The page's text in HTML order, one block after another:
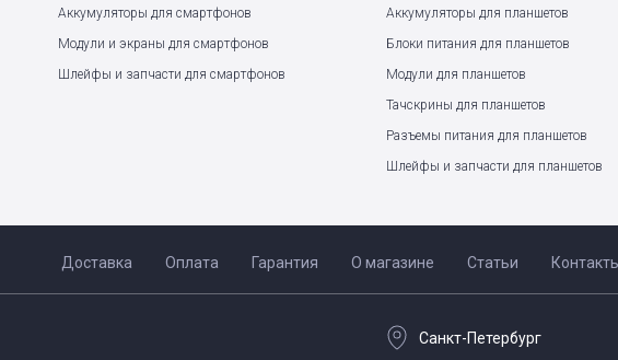
Аккумуляторы для смартфонов
Модули и экраны для смартфонов
Шлейфы и запчасти для смартфонов
Аккумуляторы для планшетов
Блоки питания для планшетов
Модули для планшетов
Тачскрины для планшетов
Разъемы питания для планшетов
Шлейфы и запчасти для планшетов
Доставка Оплата Гарантия О магазине Статьи
Санкт-Петербург